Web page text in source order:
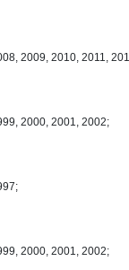
2009, 2010, 2011,
2000, 2001, 2002;
2000, 2001, 2002;